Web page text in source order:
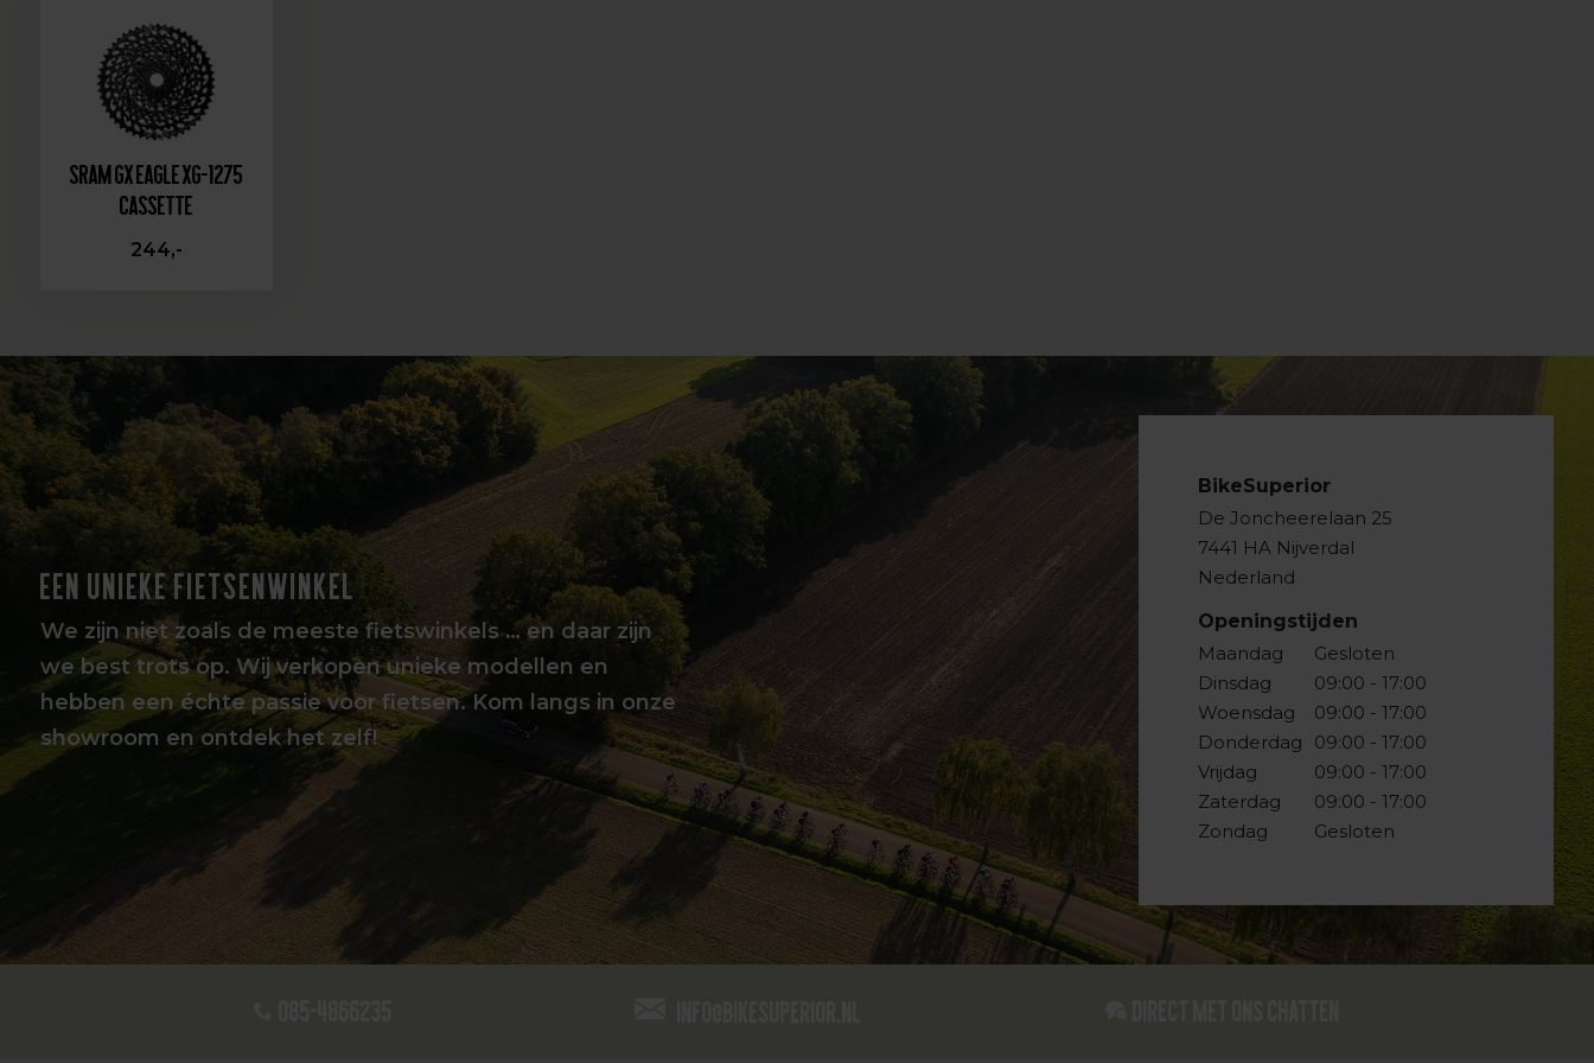
Sram GX Eagle XG-1275
Cassette
244,-
EEN UNIEKE FIETSENWINKEL
We zijn niet zoals de meeste fietswinkels … en daar zijn
we best trots op. Wij verkopen unieke modellen en
hebben een échte passie voor fietsen. Kom langs in onze
showroom en ontdek het zelf!
BikeSuperior
De Joncheerelaan 25
7441 HA Nijverdal
Nederland
Openingstijden
Maandag
Dinsdag
Woensdag
Donderdag
Vrijdag
Zaterdag
Zondag
Gesloten
09:00 - 17:00
09:00 - 17:00
09:00 - 17:00
09:00 - 17:00
09:00 - 17:00
Gesloten